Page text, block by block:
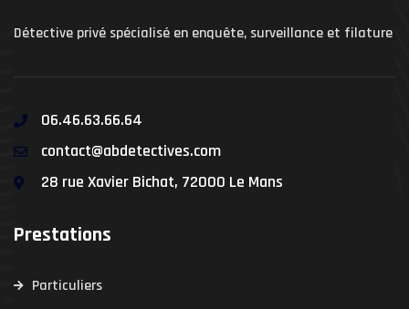
Détective privé spécialisé en enquête, surveillance et filature
06.46.63.66.64
contact@abdetectives.com
28 rue Xavier Bichat, 72000 Le Mans
Prestations
Particuliers